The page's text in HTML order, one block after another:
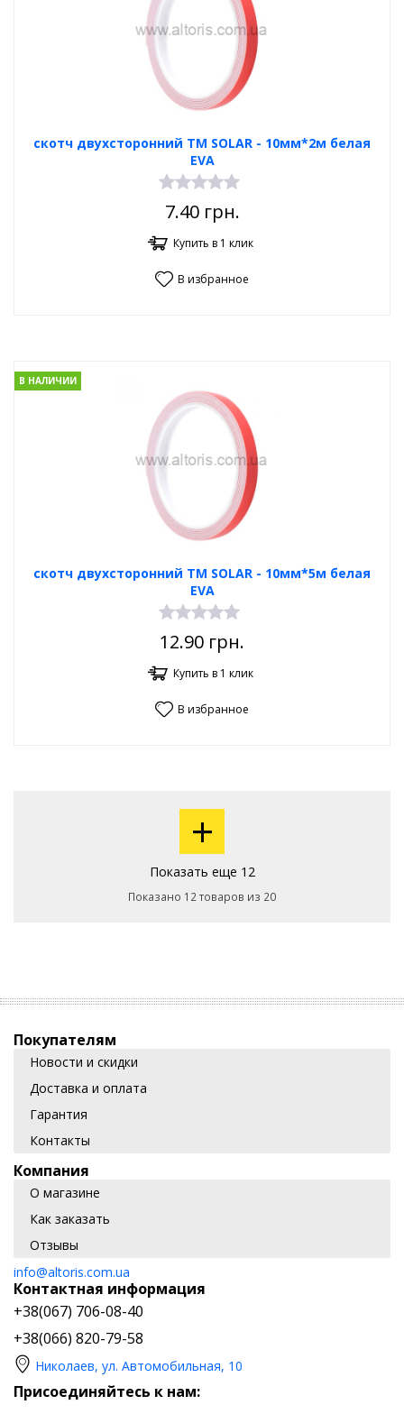
скотч двухсторонний TM SOLAR - 10мм*2м белая
EVA
7.40грн.
Купить в 1 клик
В избранное
скотч двухсторонний TM SOLAR - 10мм*5м белая
EVA
В НАЛИЧИИ
12.90 грн.
Купить в 1 клик
В избранное
+
Показать еще 12
Показано 12 товаров из 20
Покупателям
Новости и скидки
Доставка и оплата
Гарантия
Контакты
Компания
О магазине
Как заказать
Отзывы
info@altoris.com.ua
Контактная информация
+38(067) 706-08-40
+38(066) 820-79-58
Николаев, ул. Автомобильная, 10
Присоединяйтесь к нам: